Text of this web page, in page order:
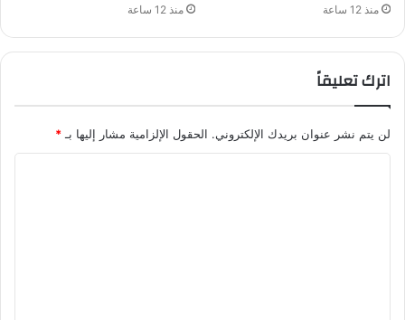
منذ 12 ساعة منذ 12 ساعة
اترك تعليقاً
لن يتم نشر عنوان بريدك الإلكتروني. الحقول الإلزامية مشار إليها بـ *